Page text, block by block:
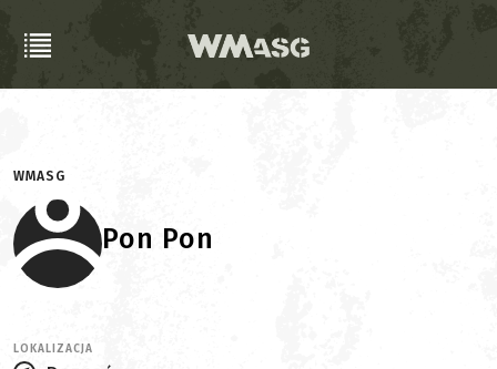
WMASG
Pon Pon
LOKALIZACJA